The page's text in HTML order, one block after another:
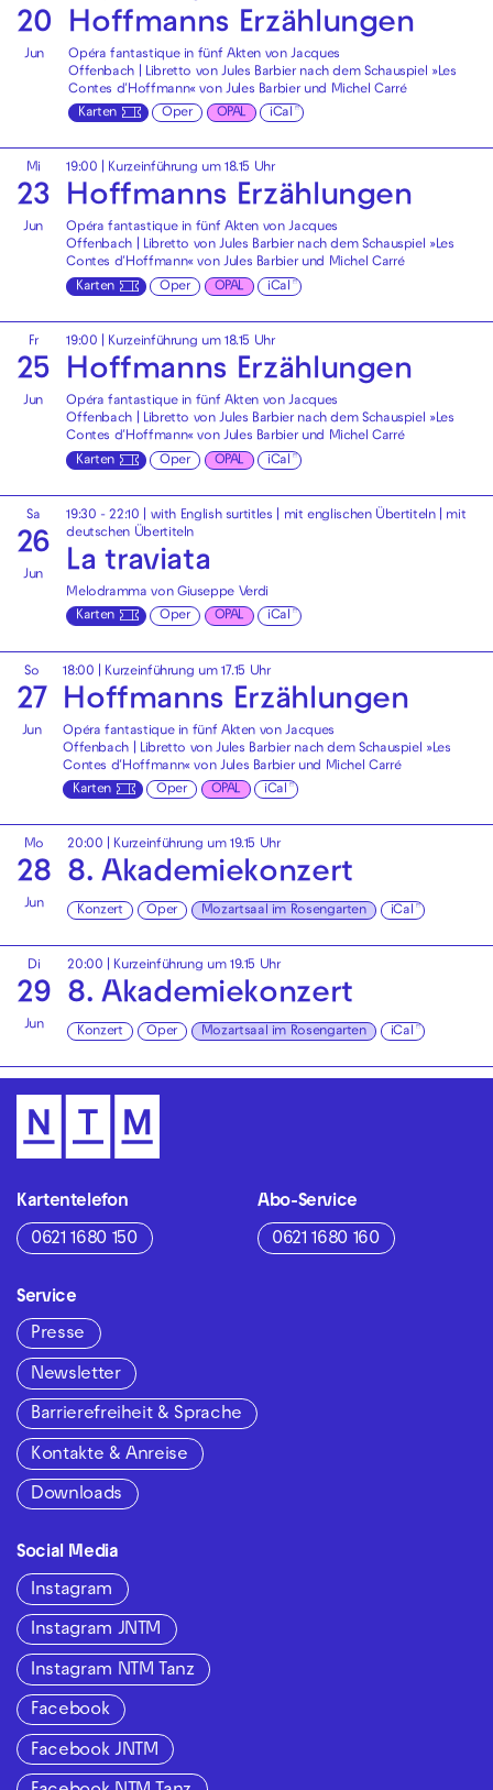
20
Jun
Hoffmanns Erzählungen
Opéra fantastique in fünf Akten von Jacques
Offenbach | Libretto von Jules Barbier nach dem Schauspiel »Les
Contes d′Hoffmann« von Jules Barbier und Michel Carré
Karten
Oper OPAL iCal
Mi
23
Jun
19:00 | Kurzeinführung um 18.15 Uhr
Hoffmanns Erzählungen
Opéra fantastique in fünf Akten von Jacques
Offenbach | Libretto von Jules Barbier nach dem Schauspiel »Les
Contes d′Hoffmann« von Jules Barbier und Michel Carré
Karten
Oper OPAL iCal
Fr
25
Jun
19:00 | Kurzeinführung um 18.15 Uhr
Hoffmanns Erzählungen
Opéra fantastique in fünf Akten von Jacques
Offenbach | Libretto von Jules Barbier nach dem Schauspiel »Les
Contes d′Hoffmann« von Jules Barbier und Michel Carré
Karten
Oper OPAL iCal
Sa
26
Jun
19:30 - 22:10 with English surtitles | mit englischen Übertiteln| mit
deutschen Übertiteln
La traviata
Melodramma von Giuseppe Verdi
Karten
Oper OPAL iCal
So
27
Jun
18:00 | Kurzeinführung um 17.15 Uhr
Hoffmanns Erzählungen
Opéra fantastique in fünf Akten von Jacques
Offenbach | Libretto von Jules Barbier nach dem Schauspiel »Les
Contes d′Hoffmann« von Jules Barbier und Michel Carré
Karten
Oper OPAL iCal
Mo
28
Jun
20:00 | Kurzeinführung um 19.15 Uhr
8. Akademiekonzert
Konzert Oper Mozartsaal im Rosengarten iCal
Di
29
Jun
20:00 | Kurzeinführung um 19.15 Uhr
8. Akademiekonzert
Konzert Oper Mozartsaal im Rosengarten iCal
Kartentelefon
0621 1680 150
Abo-Service
0621 1680 160
Service
Presse
Newsletter
Barrierefreiheit & Sprache
Kontakte & Anreise
Downloads
Social Media
Instagram
Instagram JNTM
Instagram NTM Tanz
Facebook
Facebook JNTM